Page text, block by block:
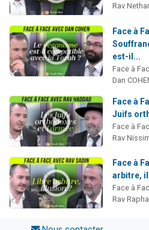
Rav
Face à
est-il...
Face à
Dan
Face à
Juifs
Face à
Rav
Face à
arbitre,
Face à
Rav